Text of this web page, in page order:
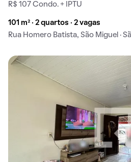
R$ 107 Condo. + IPTU
101 m² · 2 quartos · 2 vagas
Rua Homero Batista, São Miguel ·